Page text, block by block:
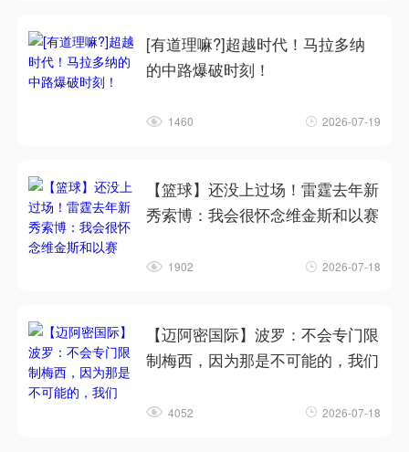
[有道理嘛?]超越时代！马拉多纳
的中路爆破时刻！
1460 2026-07-19
【篮球】还没上过场！雷霆去年新
秀索博：我会很怀念维金斯和以赛
1902 2026-07-18
【迈阿密国际】波罗：不会专门限
制梅西，因为那是不可能的，我们
4052 2026-07-18